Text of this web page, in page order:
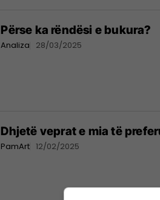
Përse ka rëndësi e bukura?
Analiza 28/03/2025
Dhjetë veprat e mia të
PamArt 12/02/2025